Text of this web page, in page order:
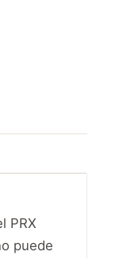
PRX
puede